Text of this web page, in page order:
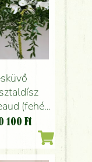
(fehér
rózsa,
100 Ft